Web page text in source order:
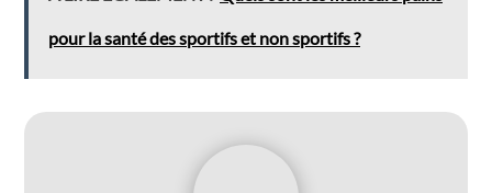
pour la santé des sportifs et non sportifs ?